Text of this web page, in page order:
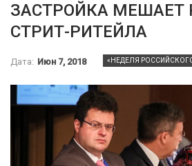
ЗАСТРОЙКА МЕШАЕТ
СТРИТ-РИТЕЙЛА
«НЕДЕЛЯ
Дата: Июн 7, 2018